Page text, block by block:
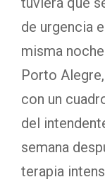
de urgencia
misma
Porto
con un
del
semana
terapia